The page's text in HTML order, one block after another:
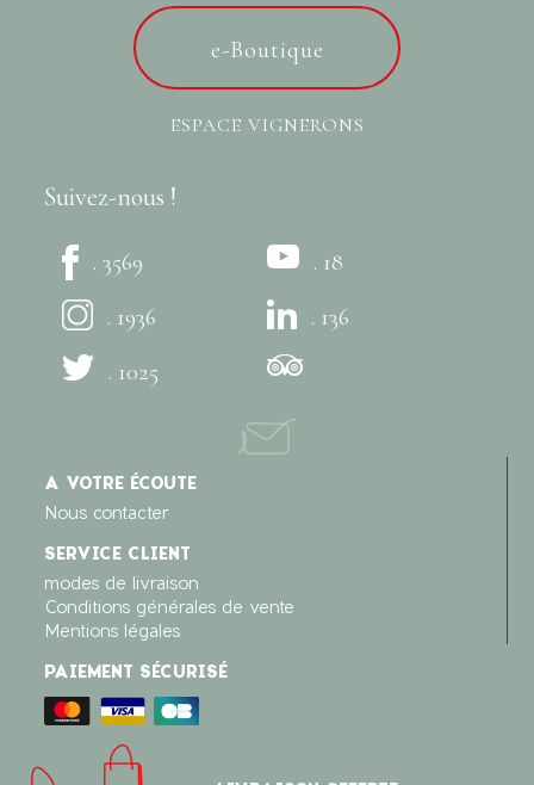
e-Boutique
ESPACE VIGNERONS
Suivez-nous !
. 3569
. 1936
. 1025
. 18
. 136
A VOTRE ÉCOUTE
Nous contacter
SERVICE CLIENT
modes de livraison
Conditions générales de vente
Mentions légales
PAIEMENT SÉCURISÉ